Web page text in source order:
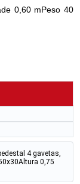
0,60 mPeso 40
4 gavetas,
0,75